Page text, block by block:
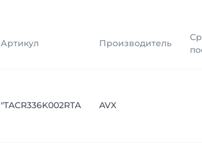
Артикул Производитель
"TACR336K002RTA AVX